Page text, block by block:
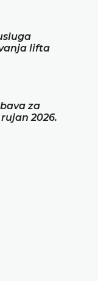
lifta
za
2026.